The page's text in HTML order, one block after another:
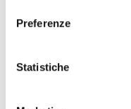
Preferenze
Statistiche
possono essere
adeguato. Per
Glorenza possono
Glorenza viene
verranno pubblicate
Adige/Alex Filz. Le